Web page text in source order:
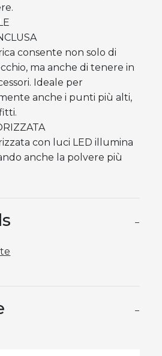
consente non solo di
ma anche di tenere in
Ideale per
anche i punti più alti,
con luci LED illumina
anche la polvere più
−
−